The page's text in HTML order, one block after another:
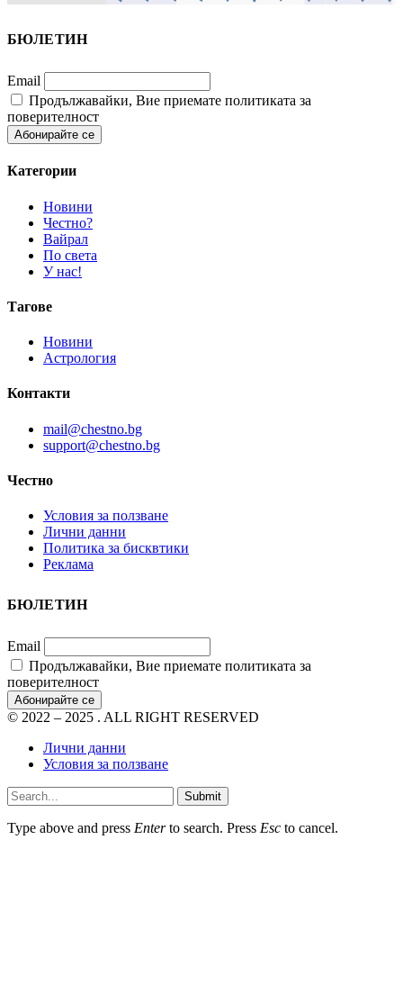
БЮЛЕТИН
Email
Продължавайки, Вие приемате политиката за
поверителност
Категории
Новини
Честно?
Вайрал
По света
У нас!
Тагове
Новини
Астрология
Контакти
mail@chestno.bg
support@chestno.bg
Честно
Условия за ползване
Лични данни
Политика за бисквтики
Реклама
БЮЛЕТИН
Email
Продължавайки, Вие приемате политиката за
поверителност
© 2022 – 2025 . ALL RIGHT RESERVED
Лични данни
Условия за ползване
Submit
Type above and press Enterto search. Press Esc to cancel.